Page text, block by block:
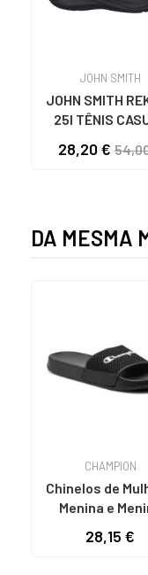
JOHN SMITH
JOHN SMITH
25I TÊNIS
NEGRO
28,20 €
DA MESMA
CHAMPION
Chinelos de
Menina e
SLIDE S11512-
28,15 €